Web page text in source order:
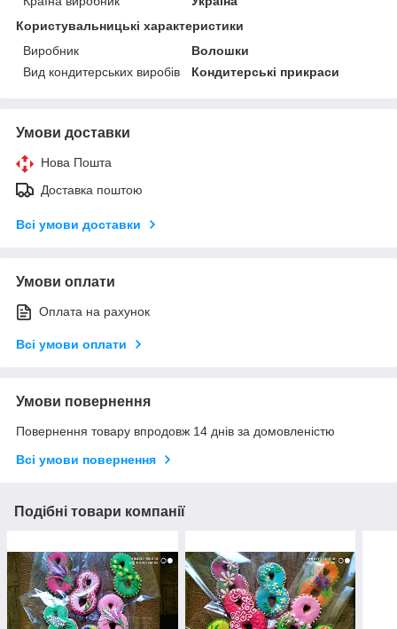
Користувальницькі характеристики
Виробник
Волошки
Вид кондитерських виробів
Кондитерські прикраси
Умови доставки
Нова Пошта
Доставка поштою
Всі умови доставки
Умови оплати
Оплата на рахунок
Всі умови оплати
Умови повернення
Повернення товару впродовж 14 днів за домовленістю
Всі умови повернення
Подібні товари компанії